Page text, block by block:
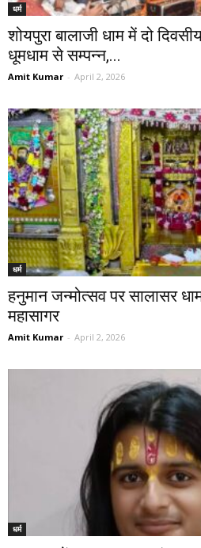
धर्म
शोयपुरा बालाजी धाम में दो
धूमधाम से सम्पन्न,...
Amit Kumar - April 2, 2026
धर्म
हनुमान जन्मोत्सव पर सालासर
महासागर
Amit Kumar - April 2, 2026
धर्म